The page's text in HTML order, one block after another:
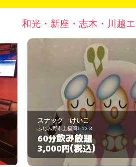
和光・新座・志木・川越
ふじみ野市上福
120分飲
2,500円